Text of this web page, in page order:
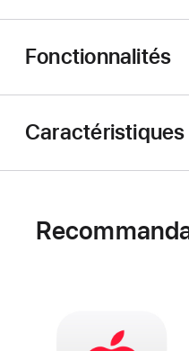
Fonctionnalités
Caractéristiques